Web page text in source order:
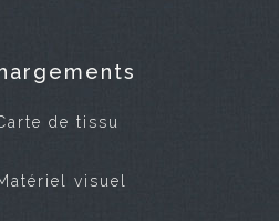
de tissu
visuel